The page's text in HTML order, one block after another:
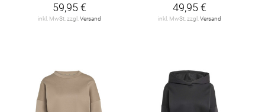
59,95 €
inkl. MwSt. zzgl. Versand
49,95 €
inkl. MwSt. zzgl. Versand